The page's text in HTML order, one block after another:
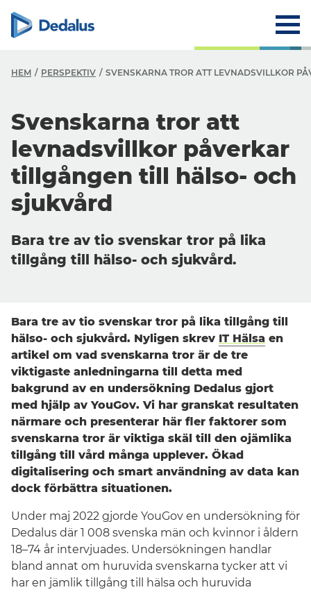
Sverige
HEM PERSPEKTIV SVENSKARNA TROR ATT LEVNADSVILLKOR
Svenskarna tror att
levnadsvillkor påverkar
tillgången till hälso- och
sjukvård
Bara tre av tio svenskar tror på lika
tillgång till hälso- och sjukvård.
Bara tre av tio svenskar tror på lika tillgång till
hälso- och sjukvård. Nyligen skrev IT Hälsa en
artikel om vad svenskarna tror är de tre
viktigaste anledningarna till detta med
bakgrund av en undersökning Dedalus gjort
med hjälp av YouGov. Vi har granskat resultaten
närmare och presenterar här fler faktorer som
svenskarna tror är viktiga skäl till den ojämlika
tillgång till vård många upplever. Ökad
digitalisering och smart användning av data kan
dock förbättra situationen.
Under maj 2022 gjorde YouGov en undersökning för
Dedalus där 1 008 svenska män och kvinnor i åldern
18–74 år intervjuades. Undersökningen handlar
bland annat om huruvida svenskarna tycker att vi
har en jämlik tillgång till hälsa och huruvida